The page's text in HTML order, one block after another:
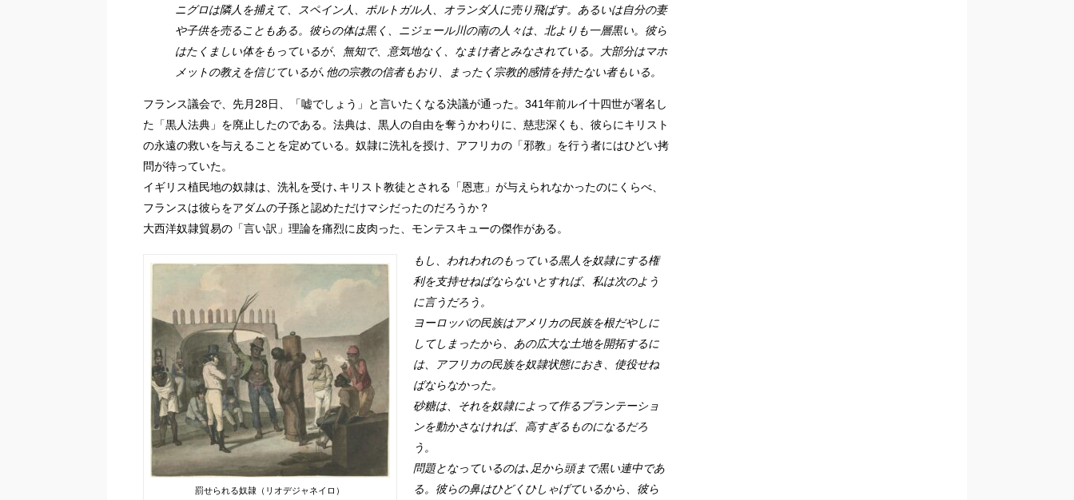
ニグロは隣人を捕えて、スペイン人、ポルトガル人、オランダ人に売り飛ばす。あるいは自分の妻
や子供を売ることもある。彼らの体は黒く、ニジェール川の南の人々は、北よりも一層黒い。彼ら
はたくましい体をもっているが、無知で、意気地なく、なまけ者とみなされている。大部分はマホ
メットの教えを信じているが､他の宗教の信者もおり、まったく宗教的感情を持たない者もいる。
フランス議会で、先月28日、「嘘でしょう」と言いたくなる決議が通った。341年前ルイ十四世が署名し
た「黒人法典」を廃止したのである。法典は、黒人の自由を奪うかわりに、慈悲深くも、彼らにキリスト
の永遠の救いを与えることを定めている。奴隷に洗礼を授け、アフリカの「邪教」を行う者にはひどい拷
問が待っていた。
イギリス植民地の奴隷は、洗礼を受け､キリスト教徒とされる「恩恵」が与えられなかったのにくらべ、
フランスは彼らをアダムの子孫と認めただけマシだったのだろうか？
大西洋奴隷貿易の「言い訳」理論を痛烈に皮肉った、モンテスキューの傑作がある。
罰せられる奴隷（リオデジャネイロ）
もし、われわれのもっている黒人を奴隷にする権
利を支持せねばならないとすれば、私は次のよう
に言うだろう。
ヨーロッパの民族はアメリカの民族を根だやしに
してしまったから、あの広大な土地を開拓するに
は、アフリカの民族を奴隷状態におき、使役せね
ばならなかった。
砂糖は、それを奴隷によって作るプランテーショ
ンを動かさなければ、高すぎるものになるだろ
う。
問題となっているのは､足から頭まで黒い連中であ
る。彼らの鼻はひどくひしゃげているから、彼ら